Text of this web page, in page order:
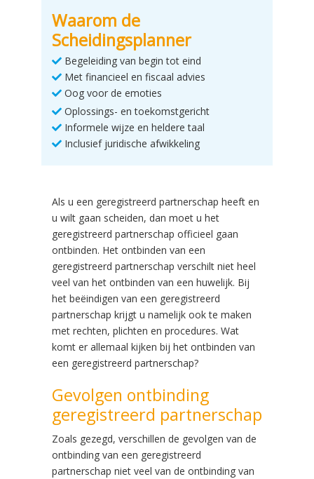
Waarom de
Scheidingsplanner
Begeleiding van begin tot eind
Met financieel en fiscaal advies
Oog voor de emoties
Oplossings- en toekomstgericht
Informele wijze en heldere taal
Inclusief juridische afwikkeling
Als u een geregistreerd partnerschap heeft en
u wilt gaan scheiden, dan moet u het
geregistreerd partnerschap officieel gaan
ontbinden. Het ontbinden van een
geregistreerd partnerschap verschilt niet heel
veel van het ontbinden van een huwelijk. Bij
het beëindigen van een geregistreerd
partnerschap krijgt u namelijk ook te maken
met rechten, plichten en procedures. Wat
komt er allemaal kijken bij het ontbinden van
een geregistreerd partnerschap?
Gevolgen ontbinding
geregistreerd partnerschap
Zoals gezegd, verschillen de gevolgen van de
ontbinding van een geregistreerd
partnerschap niet veel van de ontbinding van